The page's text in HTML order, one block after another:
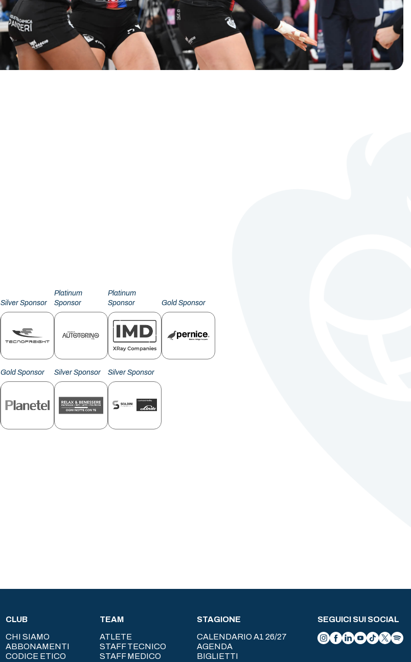
Silver Sponsor
Platinum
Sponsor
Platinum
Sponsor
Gold Sponsor
Gold Sponsor Silver Sponsor Silver Sponsor
CLUB
CHI SIAMO
ABBONAMENTI
CODICE ETICO
TEAM
ATLETE
STAFF TECNICO
STAFF MEDICO
STAGIONE
CALENDARIO A1 26/27
AGENDA
BIGLIETTI
SEGUICI SUI SOCIAL